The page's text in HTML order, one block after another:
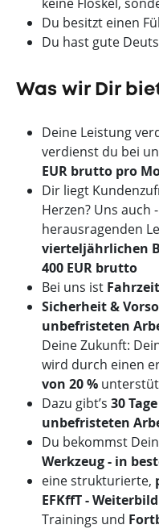
Du besitzt einen
Du hast gute
Was wir Dir
Deine Leistung
verdienst du bei
EUR brutto pro
Dir liegt
Herzen? Uns
herausragenden
vierteljährlichen
400 EUR brutto
Bei uns ist
Sicherheit &
unbefristeten
Deine Zukunft:
wird durch einen
von 20 %
Dazu gibt’s 30
unbefristeten
Du bekommst
Werkzeug - in
eine strukturierte,
EFKffT -
Trainings und